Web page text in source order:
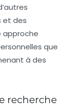
et des
approche
que
à des
recherche